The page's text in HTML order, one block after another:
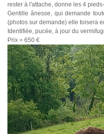
rester à l'attache, donne les 4 pieds-
Gentille ânesse, qui demande
(photos sur demande) elle toisera
Identifiée, pucée, à jour du
Prix = 650 €